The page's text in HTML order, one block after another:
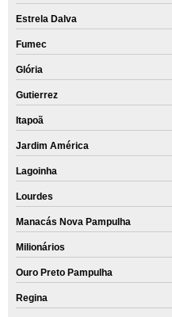
Estrela Dalva
Fumec
Glória
Gutierrez
Itapoã
Jardim América
Lagoinha
Lourdes
Manacás Nova Pampulha
Milionários
Ouro Preto Pampulha
Regina